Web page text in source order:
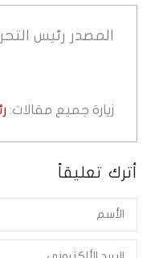
المصدر رئيس
زيارة جميع مقالات:
أترك تعليقاً